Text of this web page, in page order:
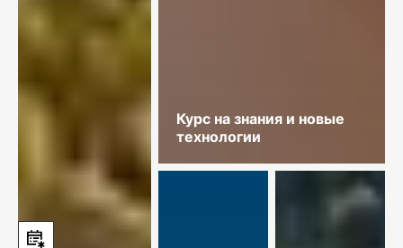
Курс на знания и новые
технологии